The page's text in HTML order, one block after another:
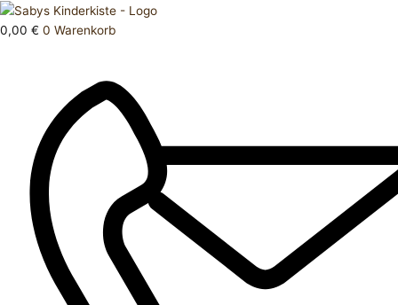
Zum
Inhalt
0,00 € 0 Warenkorb
Products
search
Jacke
Menge